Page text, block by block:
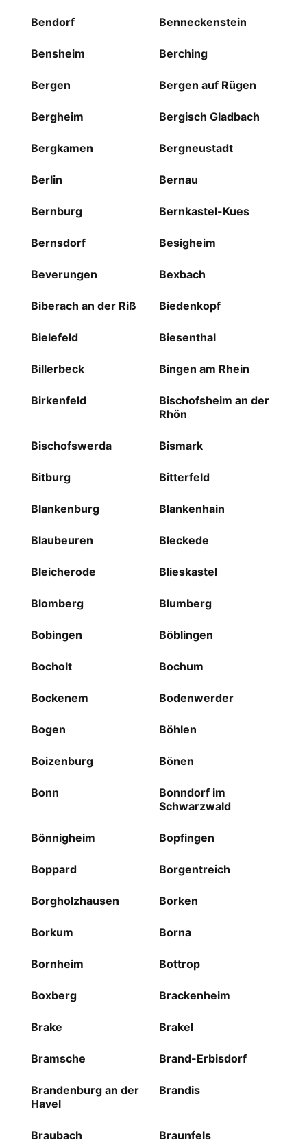
Bendorf Benneckenstein
Bensheim Berching
Bergen Bergen auf Rügen
Bergheim Bergisch Gladbach
Bergkamen Bergneustadt
Berlin Bernau
Bernburg Bernkastel-Kues
Bernsdorf Besigheim
Beverungen Bexbach
Biberach an der Riß Biedenkopf
Bielefeld Biesenthal
Billerbeck Bingen am Rhein
Birkenfeld
Bischofsheim an der
Rhön
Bischofswerda Bismark
Bitburg Bitterfeld
Blankenburg Blankenhain
Blaubeuren Bleckede
Bleicherode Blieskastel
Blomberg Blumberg
Bobingen Böblingen
Bocholt Bochum
Bockenem Bodenwerder
Bogen Böhlen
Boizenburg Bönen
Bonn
Bonndorf im
Schwarzwald
Bönnigheim Bopfingen
Boppard Borgentreich
Borgholzhausen Borken
Borkum Borna
Bornheim Bottrop
Boxberg Brackenheim
Brake Brakel
Bramsche Brand-Erbisdorf
Brandenburg an der
Havel
Brandis
Braubach Braunfels